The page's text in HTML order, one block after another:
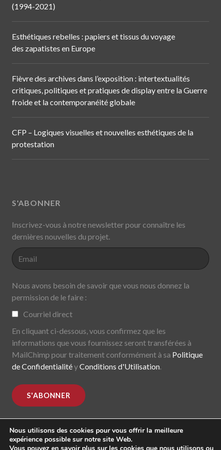
(1994-2021)
Esthétiques rebelles : papiers et tissus du voyage
des zapatistes en Europe
Fièvre des archives dans l’exposition : intertextualités
critiques, politiques et pratiques de display entre la Guerre
froide et la contemporanéité globale
CFP – Logiques visuelles et nouvelles esthétiques de la
protestation
S'ABONNER
Inscrivez-vous à notre newsletter pour connaître les
dernières nouvelles du projet.
Nous avons besoin de savoir que vous nous donnez la
permission de le faire :
Courriel direct
En cliquant ci-dessous, vous confirmez que les
informations que vous fournissez seront transférées à
MailChimp pour traitement conformément à sa Politique
de ConfidentialitéyConditions d'Utilisation.
Nous utilisons des cookies pour vous offrir la meilleure
expérience possible sur notre site Web.